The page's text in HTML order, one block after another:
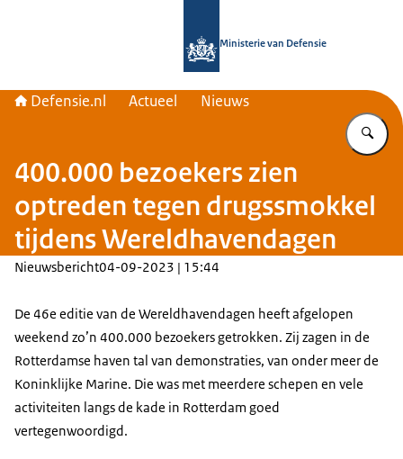
Ministerie van Defensie
Defensie.nl Actueel Nieuws
400.000 bezoekers zien
optreden tegen drugssmokkel
tijdens Wereldhavendagen
Nieuwsbericht04-09-2023 | 15:44
De 46e editie van de Wereldhavendagen heeft afgelopen
weekend zo’n 400.000 bezoekers getrokken. Zij zagen in de
Rotterdamse haven tal van demonstraties, van onder meer de
Koninklijke Marine. Die was met meerdere schepen en vele
activiteiten langs de kade in Rotterdam goed
vertegenwoordigd.